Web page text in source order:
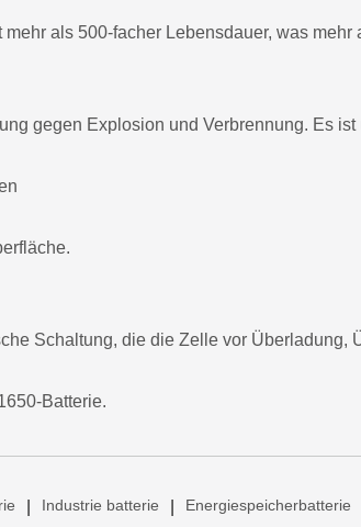
als 500-facher Lebensdauer, was
gegen Explosion und Verbrennung. Es
Schaltung, die die Zelle vor Überladung,
Batterie.
Industrie batterie Energiespeicherbatterie